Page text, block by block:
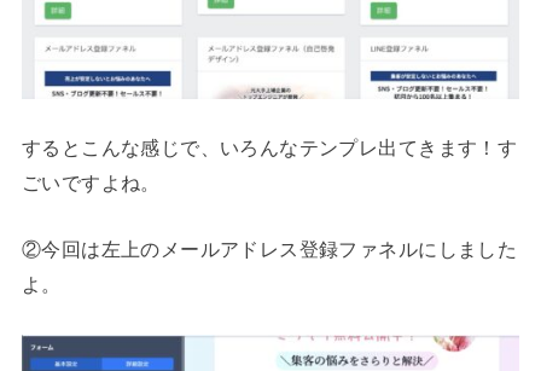
するとこんな感じで、いろんなテンプレ出てきます！す
ごいですよね。
②今回は左上のメールアドレス登録ファネルにしました
よ。